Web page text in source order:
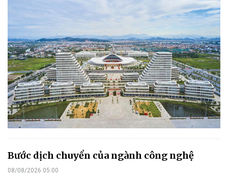
Bước dịch chuyển của ngành công nghệ
08/08/2026 05:00